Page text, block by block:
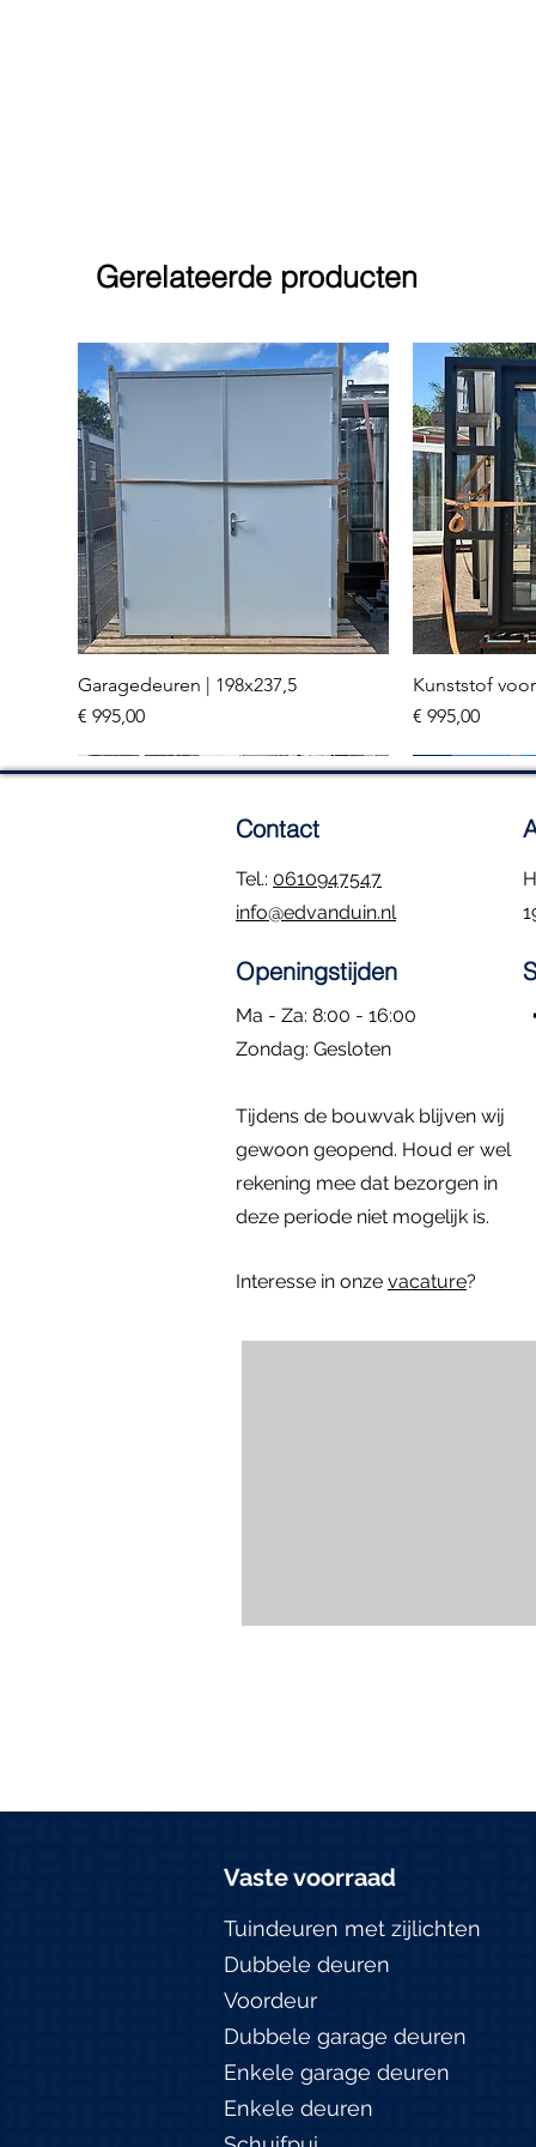
Gerelateerde producten
Snel overzicht
Garagedeuren | 198x237,5
Prijs
€ 995,00
Kunststof
Prijs
€ 995,00
Meerdere stuks 3 stuks
diameter: 58
Prijs
€ 795,00
157x225
Prijs
€ 1.395,00
Contact
Tel.: 0610947547
info@edvanduin.nl
Openingstijden
Ma - Za: 8:00 - 16:00
​Zondag: Gesloten
Tijdens de bouwvak blijven wij
gewoon geopend. Houd er wel
rekening mee dat bezorgen in
deze periode niet mogelijk is.
Interesse in onze vacature?
Vaste voorraad
Tuindeuren met zijlichten
Dubbele deuren
Voordeur
Dubbele garage deuren
Enkele garage deuren
Enkele deuren